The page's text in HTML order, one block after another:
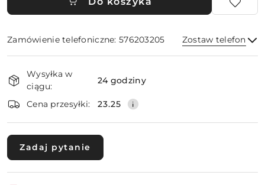
Zamówienie telefoniczne: 576203205 Zostaw telefon
i
dostawa
Wysyłka w
ciągu:
24 godziny
Cena przesyłki: 23.25
Zadaj pytanie